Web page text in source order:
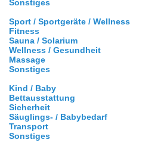
Sonstiges
Sport / Sportgeräte / Wellness
Fitness
Sauna / Solarium
Wellness / Gesundheit
Massage
Sonstiges
Kind / Baby
Bettausstattung
Sicherheit
Säuglings- / Babybedarf
Transport
Sonstiges